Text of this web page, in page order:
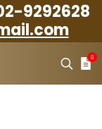
9292628
0
วัด เเละสอบเทียบ